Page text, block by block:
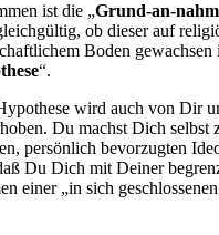
ist die „Grund-an-
ob dieser auf
Boden
“.
wird auch von Dir
Du machst Dich selbst
persönlich bevorzugten
Du Dich mit Deiner
einer „in sich